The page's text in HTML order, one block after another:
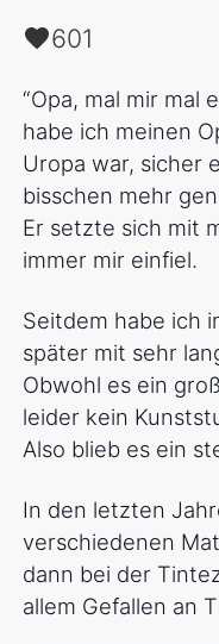
601
“Opa, mal mir mal
habe ich meinen
Uropa war, sicher
bisschen mehr
Er setzte sich mit
immer mir einfiel.
Seitdem habe ich
später mit sehr
Obwohl es ein
leider kein
Also blieb es ein
In den letzten
verschiedenen
dann bei der
allem Gefallen an